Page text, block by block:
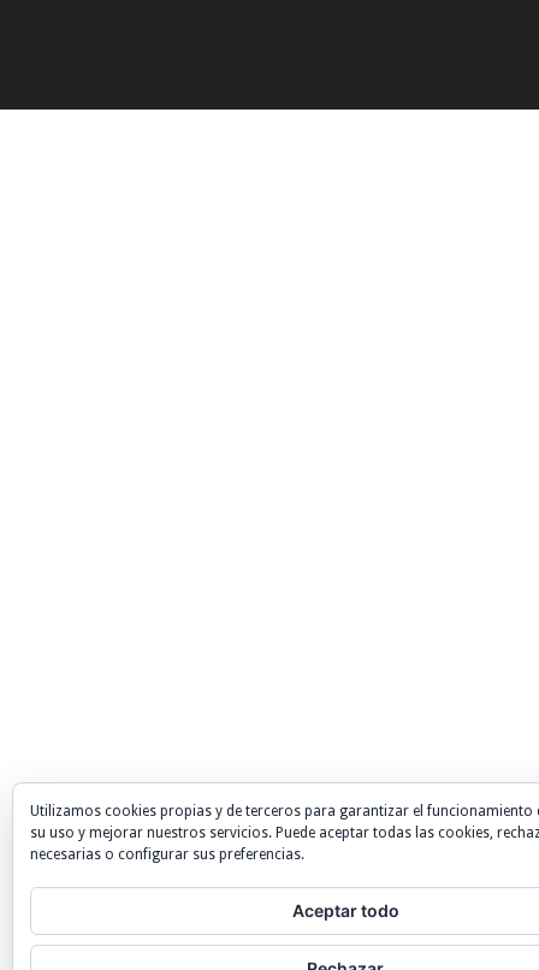
Utilizamos cookies propias y de terceros para garantizar el funcionamiento
su uso y mejorar nuestros servicios. Puede aceptar todas las cookies,
necesarias o configurar sus preferencias.
Aceptar todo